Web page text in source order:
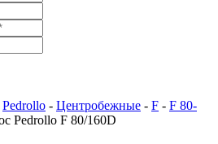
Pedrollo - Центробежные - F - F 80-
Pedrollo F 80/160D